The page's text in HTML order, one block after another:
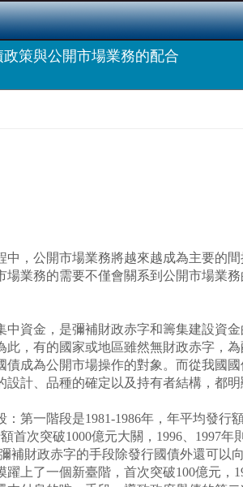
政策與公開市場業務的配合
公開市場業務將越來越成為主要的
業務的需要不僅會關系到公開市場業
金，是彌補財政赤字和籌集建設資
，有的國家或地區雖然無財政赤字，
成為公開市場操作的對象。而從我國
計、品種的確定以及持有者結構，都明
一階段是1981-1986年，年平均發行
首次突破1000億元大關，1996、1997
補財政赤字的手段除發行國債外還可以
上了一個新臺階，首次突破100億元，